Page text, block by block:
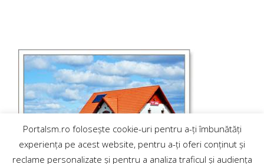
Portalsm.ro folosește cookie-uri pentru a-ți îmbunătăți
experiența pe acest website, pentru a-ți oferi conținut și
reclame personalizate și pentru a analiza traficul și audiența